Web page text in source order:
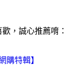
，誠心推薦唷：
購特輯】